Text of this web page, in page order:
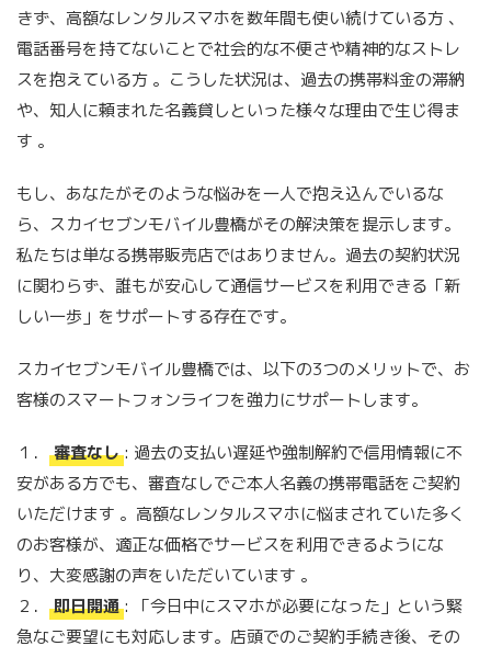
きず、高額なレンタルスマホを数年間も使い続けている方 、
電話番号を持てないことで社会的な不便さや精神的なストレ
スを抱えている方 。こうした状況は、過去の携帯料金の滞納
や、知人に頼まれた名義貸しといった様々な理由で生じ得ま
す 。
もし、あなたがそのような悩みを一人で抱え込んでいるな
ら、スカイセブンモバイル豊橋がその解決策を提示します。
私たちは単なる携帯販売店ではありません。過去の契約状況
に関わらず、誰もが安心して通信サービスを利用できる「新
しい一歩」をサポートする存在です。
スカイセブンモバイル豊橋では、以下の3つのメリットで、お
客様のスマートフォンライフを強力にサポートします。
１． 審査なし : 過去の支払い遅延や強制解約で信用情報に不
安がある方でも、審査なしでご本人名義の携帯電話をご契約
いただけます 。高額なレンタルスマホに悩まされていた多く
のお客様が、適正な価格でサービスを利用できるようにな
り、大変感謝の声をいただいています 。
２．
即日開通 : 「今日中にスマホが必要になった」という緊
急なご要望にも対応します。店頭でのご契約手続き後、その